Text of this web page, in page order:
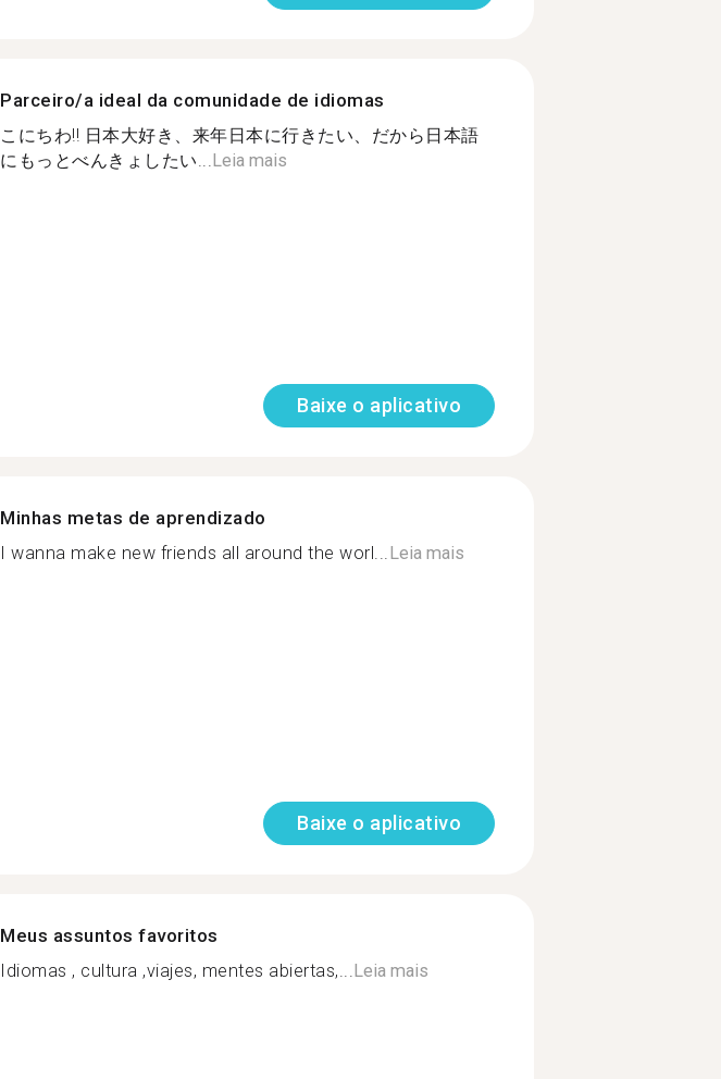
Parceiro/a ideal da comunidade de idiomas
こにちわ!! 日本大好き、来年日本に行きたい、だから日本語
にもっとべんきょしたい...Leia mais
Baixe o aplicativo
Minhas metas de aprendizado
I wanna make new friends all around the worl...Leia mais
Baixe o aplicativo
Meus assuntos favoritos
Idiomas , cultura ,viajes, mentes abiertas,...Leia mais